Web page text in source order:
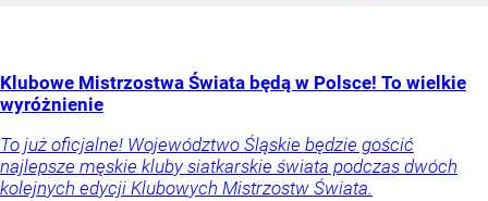
Klubowe Mistrzostwa Świata będą w Polsce! To wielkie
wyróżnienie
To już oficjalne! Województwo Śląskie będzie gościć
najlepsze męskie kluby siatkarskie świata podczas dwóch
kolejnych edycji Klubowych Mistrzostw Świata.